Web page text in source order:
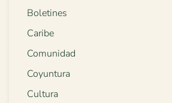
Boletines
Caribe
Comunidad
Coyuntura
Cultura